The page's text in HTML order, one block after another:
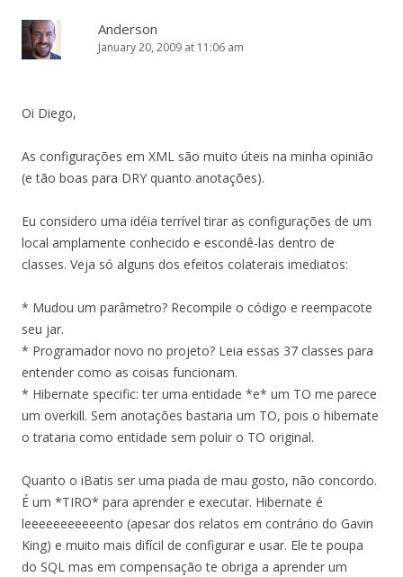
Anderson
January 20, 2009 at 11:06 am
Oi Diego,
As configurações em XML são muito úteis na minha opinião
(e tão boas para DRY quanto anotações).
Eu considero uma idéia terrível tirar as configurações de um
local amplamente conhecido e escondê-las dentro de
classes. Veja só alguns dos efeitos colaterais imediatos:
* Mudou um parâmetro? Recompile o código e reempacote
seu jar.
* Programador novo no projeto? Leia essas 37 classes para
entender como as coisas funcionam.
* Hibernate specific: ter uma entidade *e* um TO me parece
um overkill. Sem anotações bastaria um TO, pois o hibernate
o trataria como entidade sem poluir o TO original.
Quanto o iBatis ser uma piada de mau gosto, não concordo.
É um *TIRO* para aprender e executar. Hibernate é
leeeeeeeeeeento (apesar dos relatos em contrário do Gavin
King) e muito mais difícil de configurar e usar. Ele te poupa
do SQL mas em compensação te obriga a aprender um